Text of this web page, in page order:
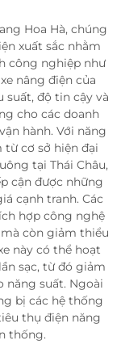
Hoa Hà, chúng
xuất sắc nhằm
công nghiệp như
nâng điện của
độ tin cậy và
cho các doanh
hành. Với năng
từ cơ sở hiện đại
tại Thái Châu,
cận được những
cạnh tranh. Các
hợp công nghệ
còn giảm thiểu
này có thể hoạt
sạc, từ đó giảm
năng suất. Ngoài
bị các hệ thống
thụ điện năng
thống.